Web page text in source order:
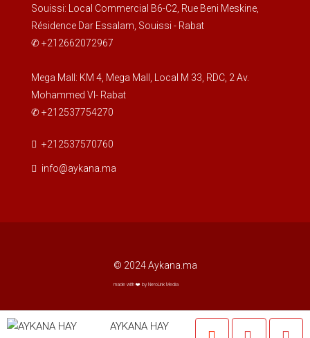
Août
Août
dim
23
Souissi: Local Commercial B6-C2, Rue Beni Meskine,
Résidence Dar Essalam, Souissi - Rabat
✆ +212662072967
Mega Mall: KM 4, Mega Mall, Local M 33, RDC, 2 Av.
Mohammed VI- Rabat
✆ +212537754270
+212537570760
info@aykana.ma
© 2024 Aykana.ma
made with ❤️ by NeroLink Media
AYKANA HAY